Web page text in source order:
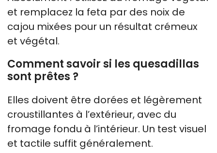
et remplacez la feta par des noix de
cajou mixées pour un résultat crémeux
et végétal.
Comment savoir si les quesadillas
sont prêtes ?
Elles doivent être dorées et légèrement
croustillantes à l’extérieur, avec du
fromage fondu à l’intérieur. Un test visuel
et tactile suffit généralement.